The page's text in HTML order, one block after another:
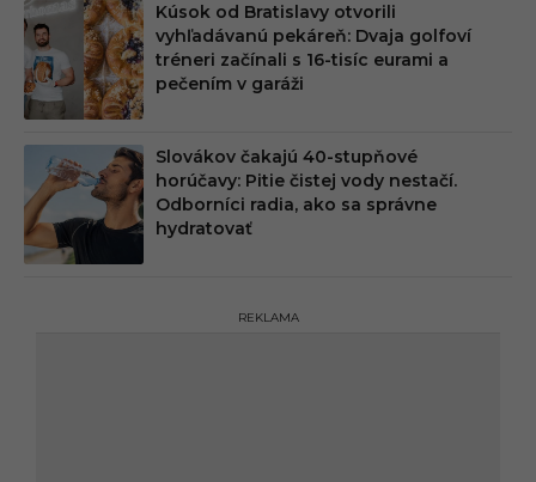
Kúsok od Bratislavy otvorili
vyhľadávanú pekáreň: Dvaja golfoví
tréneri začínali s 16-tisíc eurami a
pečením v garáži
Slovákov čakajú 40-stupňové
horúčavy: Pitie čistej vody nestačí.
Odborníci radia, ako sa správne
hydratovať
REKLAMA